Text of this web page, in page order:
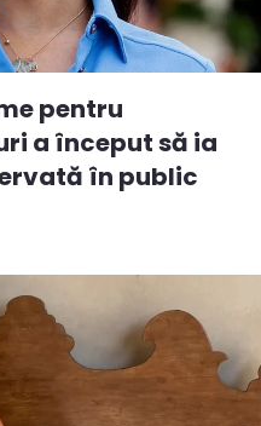
pentru
a început să ia
în public